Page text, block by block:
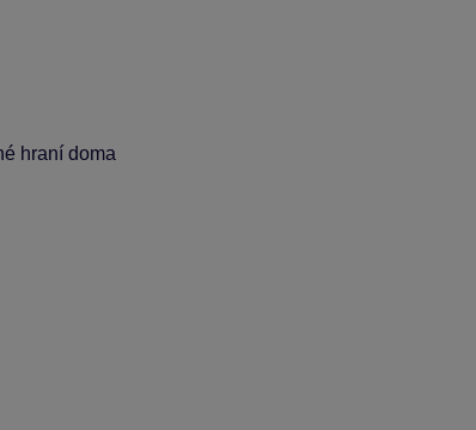
hraní doma